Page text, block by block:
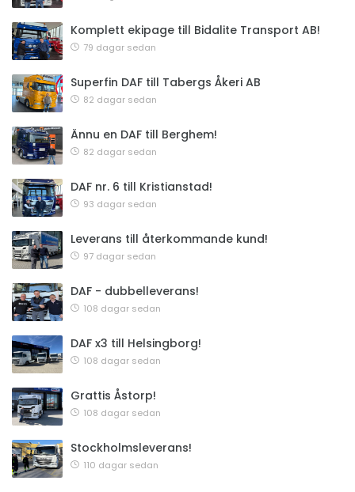
Komplett ekipage till Bidalite Transport AB!
79 dagar sedan
Superfin DAF till Tabergs Åkeri AB
82 dagar sedan
Ännu en DAF till Berghem!
82 dagar sedan
DAF nr. 6 till Kristianstad!
93 dagar sedan
Leverans till återkommande kund!
97 dagar sedan
DAF - dubbelleverans!
108 dagar sedan
DAF x3 till Helsingborg!
108 dagar sedan
Grattis Åstorp!
108 dagar sedan
Stockholmsleverans!
110 dagar sedan